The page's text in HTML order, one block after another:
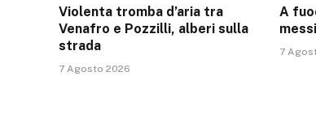
Violenta tromba d’aria tra
Venafro e Pozzilli, alberi sulla
strada
7 Agosto 2026
A
7